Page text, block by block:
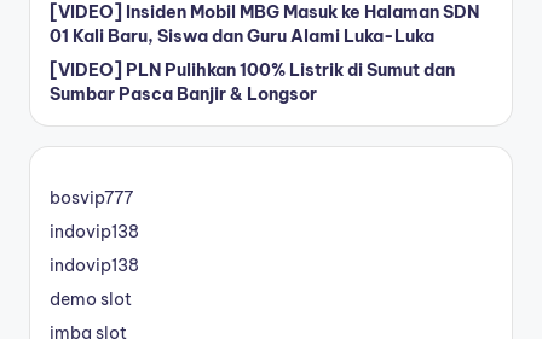
[VIDEO] Insiden Mobil MBG Masuk ke Halaman SDN
01 Kali Baru, Siswa dan Guru Alami Luka-Luka
[VIDEO] PLN Pulihkan 100% Listrik di Sumut dan
Sumbar Pasca Banjir & Longsor
bosvip777
indovip138
indovip138
demo slot
imba slot